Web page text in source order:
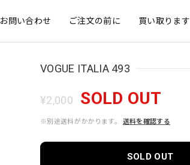
お問い合わせ ご注文の前に 買い取ります
VOGUE ITALIA 493
¥2,000 SOLD OUT
※別途送料がかかります。 送料を確認する
SOLD OUT